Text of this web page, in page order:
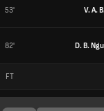
53' V. A.
82' D. B.
FT